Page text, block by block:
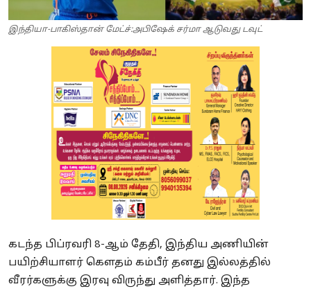
இந்தியா-பாகிஸ்தான் மேட்ச்:அபிஷேக் சர்மா ஆடுவது டவுட்
கடந்த பிப்ரவரி 8-ஆம் தேதி, இந்திய அணியின்
பயிற்சியாளர் கௌதம் கம்பீர் தனது இல்லத்தில்
வீரர்களுக்கு இரவு விருந்து அளித்தார். இந்த